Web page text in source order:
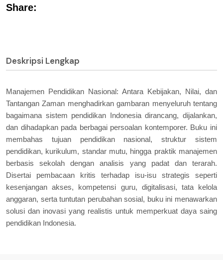
Share:
Deskripsi Lengkap
Manajemen Pendidikan Nasional: Antara Kebijakan, Nilai, dan
Tantangan Zaman menghadirkan gambaran menyeluruh tentang
bagaimana sistem pendidikan Indonesia dirancang, dijalankan,
dan dihadapkan pada berbagai persoalan kontemporer. Buku ini
membahas tujuan pendidikan nasional, struktur sistem
pendidikan, kurikulum, standar mutu, hingga praktik manajemen
berbasis sekolah dengan analisis yang padat dan terarah.
Disertai pembacaan kritis terhadap isu-isu strategis seperti
kesenjangan akses, kompetensi guru, digitalisasi, tata kelola
anggaran, serta tuntutan perubahan sosial, buku ini menawarkan
solusi dan inovasi yang realistis untuk memperkuat daya saing
pendidikan Indonesia.